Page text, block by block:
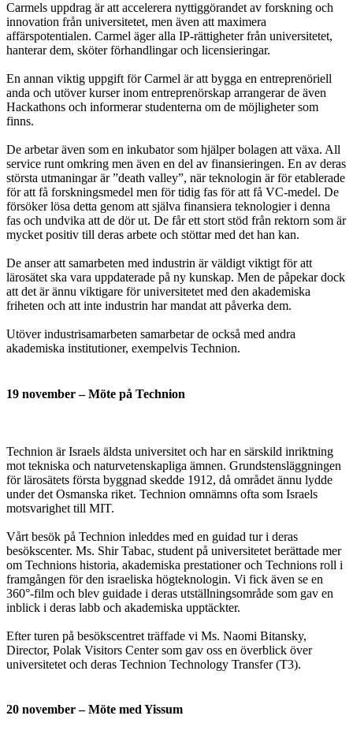
Carmels uppdrag är att accelerera nyttiggörandet av forskning och
innovation från universitetet, men även att maximera
affärspotentialen. Carmel äger alla IP-rättigheter från universitetet,
hanterar dem, sköter förhandlingar och licensieringar.
En annan viktig uppgift för Carmel är att bygga en entreprenöriell
anda och utöver kurser inom entreprenörskap arrangerar de även
Hackathons och informerar studenterna om de möjligheter som
finns.
De arbetar även som en inkubator som hjälper bolagen att växa. All
service runt omkring men även en del av finansieringen. En av deras
största utmaningar är ”death valley”, när teknologin är för etablerade
för att få forskningsmedel men för tidig fas för att få VC-medel. De
försöker lösa detta genom att själva finansiera teknologier i denna
fas och undvika att de dör ut. De får ett stort stöd från rektorn som är
mycket positiv till deras arbete och stöttar med det han kan.
De anser att samarbeten med industrin är väldigt viktigt för att
lärosätet ska vara uppdaterade på ny kunskap. Men de påpekar dock
att det är ännu viktigare för universitetet med den akademiska
friheten och att inte industrin har mandat att påverka dem.
Utöver industrisamarbeten samarbetar de också med andra
akademiska institutioner, exempelvis Technion.
19 november – Möte på Technion
Technion är Israels äldsta universitet och har en särskild inriktning
mot tekniska och naturvetenskapliga ämnen. Grundstensläggningen
för lärosätets första byggnad skedde 1912, då området ännu lydde
under det Osmanska riket. Technion omnämns ofta som Israels
motsvarighet till MIT.
Vårt besök på Technion inleddes med en guidad tur i deras
besökscenter. Ms. Shir Tabac, student på universitetet berättade mer
om Technions historia, akademiska prestationer och Technions roll i
framgången för den israeliska högteknologin. Vi fick även se en
360°-film och blev guidade i deras utställningsområde som gav en
inblick i deras labb och akademiska upptäckter.
Efter turen på besökscentret träffade vi Ms. Naomi Bitansky,
Director, Polak Visitors Center som gav oss en överblick över
universitetet och deras Technion Technology Transfer (T3).
20 november – Möte med Yissum